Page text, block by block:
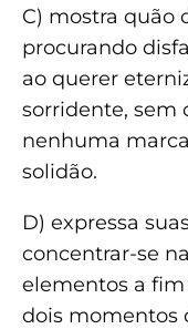
C) mostra quão
procurando
ao querer
sorridente, sem
nenhuma
solidão.
D) expressa
concentrar-se
elementos a
dois momentos